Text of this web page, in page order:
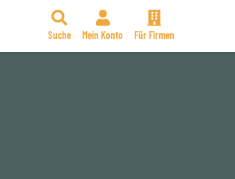
Suche Mein Konto Für Firmen